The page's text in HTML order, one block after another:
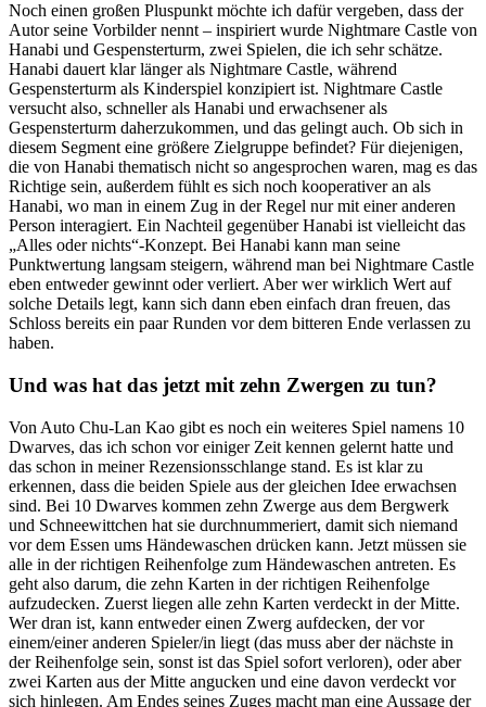
Noch einen großen Pluspunkt möchte ich dafür vergeben, dass der
Autor seine Vorbilder nennt – inspiriert wurde Nightmare Castle von
Hanabi und Gespensterturm, zwei Spielen, die ich sehr schätze.
Hanabi dauert klar länger als Nightmare Castle, während
Gespensterturm als Kinderspiel konzipiert ist. Nightmare Castle
versucht also, schneller als Hanabi und erwachsener als
Gespensterturm daherzukommen, und das gelingt auch. Ob sich in
diesem Segment eine größere Zielgruppe befindet? Für diejenigen,
die von Hanabi thematisch nicht so angesprochen waren, mag es das
Richtige sein, außerdem fühlt es sich noch kooperativer an als
Hanabi, wo man in einem Zug in der Regel nur mit einer anderen
Person interagiert. Ein Nachteil gegenüber Hanabi ist vielleicht das
„Alles oder nichts“-Konzept. Bei Hanabi kann man seine
Punktwertung langsam steigern, während man bei Nightmare Castle
eben entweder gewinnt oder verliert. Aber wer wirklich Wert auf
solche Details legt, kann sich dann eben einfach dran freuen, das
Schloss bereits ein paar Runden vor dem bitteren Ende verlassen zu
haben.
Und was hat das jetzt mit zehn Zwergen zu tun?
Von Auto Chu-Lan Kao gibt es noch ein weiteres Spiel namens 10
Dwarves, das ich schon vor einiger Zeit kennen gelernt hatte und
das schon in meiner Rezensionsschlange stand. Es ist klar zu
erkennen, dass die beiden Spiele aus der gleichen Idee erwachsen
sind. Bei 10 Dwarves kommen zehn Zwerge aus dem Bergwerk
und Schneewittchen hat sie durchnummeriert, damit sich niemand
vor dem Essen ums Händewaschen drücken kann. Jetzt müssen sie
alle in der richtigen Reihenfolge zum Händewaschen antreten. Es
geht also darum, die zehn Karten in der richtigen Reihenfolge
aufzudecken. Zuerst liegen alle zehn Karten verdeckt in der Mitte.
Wer dran ist, kann entweder einen Zwerg aufdecken, der vor
einem/einer anderen Spieler/in liegt (das muss aber der nächste in
der Reihenfolge sein, sonst ist das Spiel sofort verloren), oder aber
zwei Karten aus der Mitte angucken und eine davon verdeckt vor
sich hinlegen. Am Endes seines Zuges macht man eine Aussage der